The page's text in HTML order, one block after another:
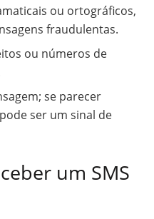
ou ortográficos,
fraudulentas.
ou números de
se parecer
ser um sinal de
um SMS